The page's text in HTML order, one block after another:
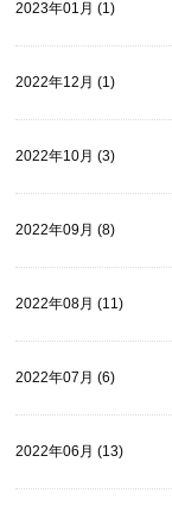
2023年01月 (1)
2022年12月 (1)
2022年10月 (3)
2022年09月 (8)
2022年08月 (11)
2022年07月 (6)
2022年06月 (13)